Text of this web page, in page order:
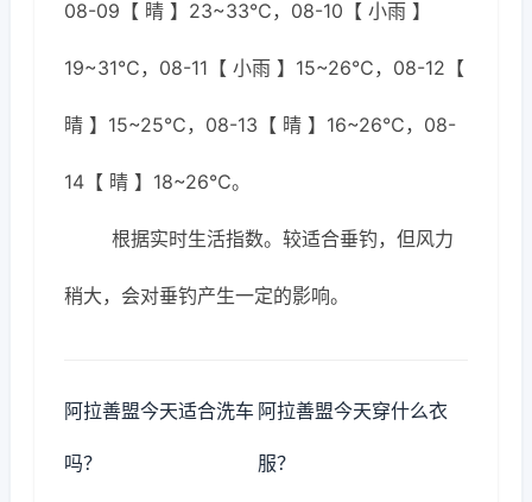
08-09【 晴 】23~33℃，08-10【 小雨 】
19~31℃，08-11【 小雨 】15~26℃，08-12【
晴 】15~25℃，08-13【 晴 】16~26℃，08-
14【 晴 】18~26℃。
根据实时生活指数。较适合垂钓，但风力
稍大，会对垂钓产生一定的影响。
阿拉善盟今天适合洗车
吗？
阿拉善盟今天穿什么衣
服？